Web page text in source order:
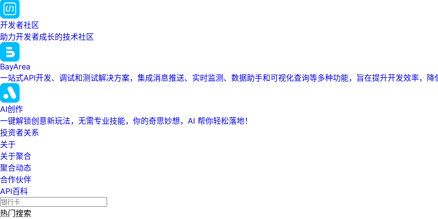
开发者社区
助力开发者成长的技术社区
BayArea
一站式API开发、调试和测试解决方案，集成消息推送、实时监测、数据助手和可视化查询等多种功能，旨在提升开发效率，降
AI创作
一键解锁创意新玩法，无需专业技能，你的奇思妙想，AI 帮你轻松落地！
投资者关系
关于
关于聚合
聚合动态
合作伙伴
API百科
热门搜索